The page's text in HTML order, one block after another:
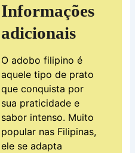
Informações
adicionais
O adobo filipino é
aquele tipo de prato
que conquista por
sua praticidade e
sabor intenso. Muito
popular nas Filipinas,
ele se adapta